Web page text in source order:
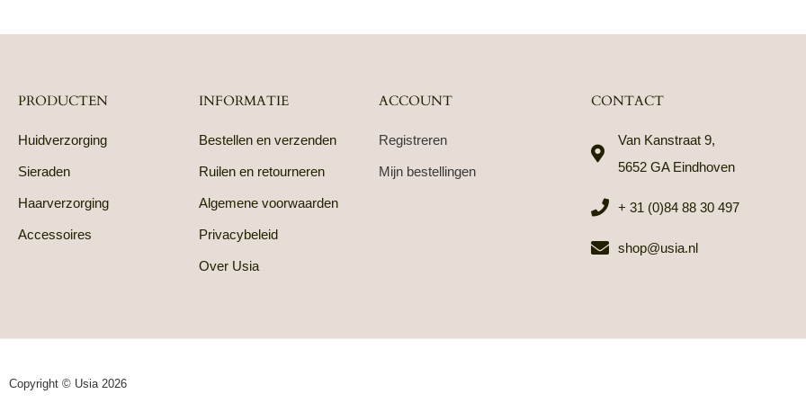
PRODUCTEN
Huidverzorging
Sieraden
Haarverzorging
Accessoires
INFORMATIE
Bestellen en verzenden
Ruilen en retourneren
Algemene voorwaarden
Privacybeleid
Over Usia
ACCOUNT
Registreren
Mijn bestellingen
CONTACT
Van Kanstraat 9,
5652 GA Eindhoven
+ 31 (0)84 88 30 497
shop@usia.nl
Copyright © Usia 2026